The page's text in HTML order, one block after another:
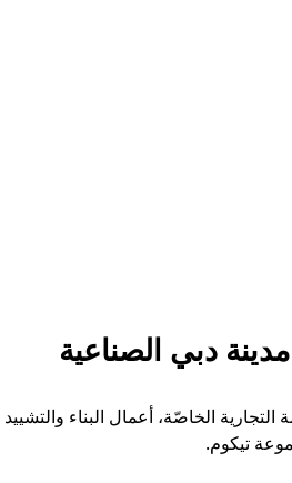
الخاصّة، أعمال البناء